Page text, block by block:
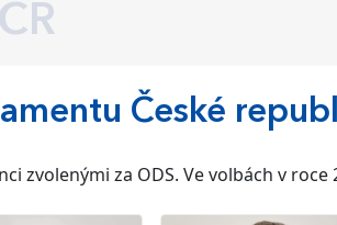
České
zvolenými za ODS. Ve volbách v